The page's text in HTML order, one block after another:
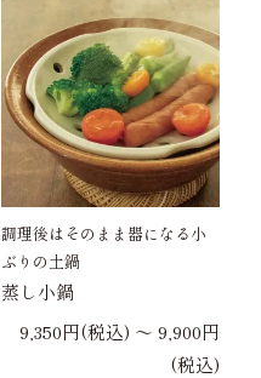
調理後はそのまま器になる小
ぶりの土鍋
蒸し小鍋
9,350円(税込) 〜 9,900円
(税込)